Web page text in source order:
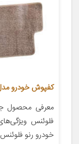
کفپوش خودرو مدل 9911423490 مناسب برای
معرفی محصول
فلوئنس
خودرو رنو